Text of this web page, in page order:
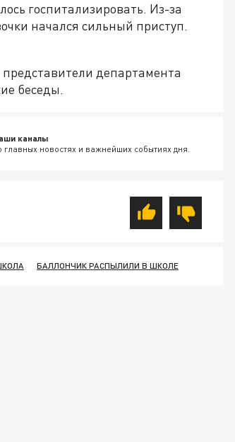
госпитализировать. Из-за
начался сильный приступ.
департамента
беседы.
каналы
главных новостях и важнейших событиях дня.
БАЛЛОНЧИК РАСПЫЛИЛИ В ШКОЛЕ